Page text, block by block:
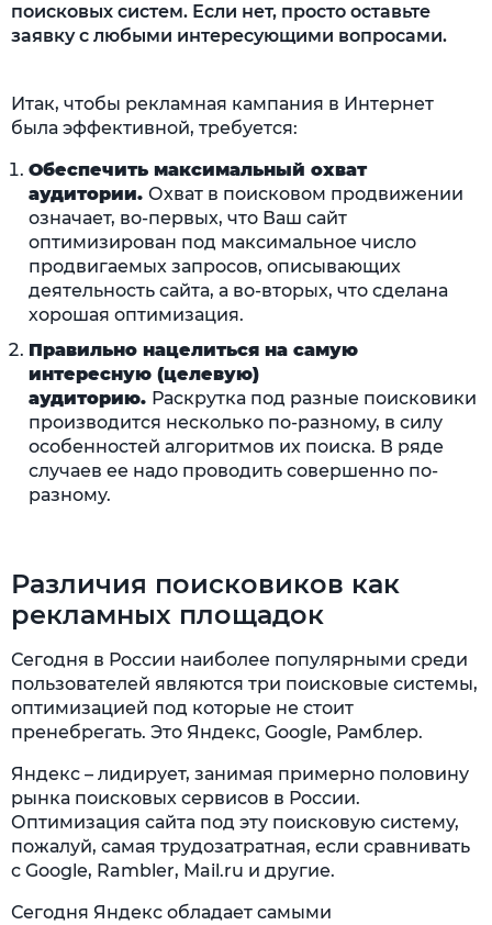
поисковых систем. Если нет, просто оставьте
заявку с любыми интересующими вопросами.
Итак, чтобы рекламная кампания в Интернет
была эффективной, требуется:
Обеспечить максимальный охват
аудитории. Охват в поисковом продвижении
означает, во-первых, что Ваш сайт
оптимизирован под максимальное число
продвигаемых запросов, описывающих
деятельность сайта, а во-вторых, что сделана
хорошая оптимизация.
Правильно нацелиться на самую
интересную (целевую)
аудиторию. Раскрутка под разные поисковики
производится несколько по-разному, в силу
особенностей алгоритмов их поиска. В ряде
случаев ее надо проводить совершенно по-
разному.
Различия поисковиков как
рекламных площадок
Сегодня в России наиболее популярными среди
пользователей являются три поисковые системы,
оптимизацией под которые не стоит
пренебрегать. Это Яндекс, Google, Рамблер.
Яндекс – лидирует, занимая примерно половину
рынка поисковых сервисов в России.
Оптимизация сайта под эту поисковую систему,
пожалуй, самая трудозатратная, если сравнивать
с Google, Rambler, Mail.ru и другие.
Сегодня Яндекс обладает самыми